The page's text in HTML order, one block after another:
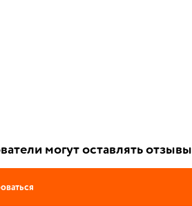
могут оставлять отзывы